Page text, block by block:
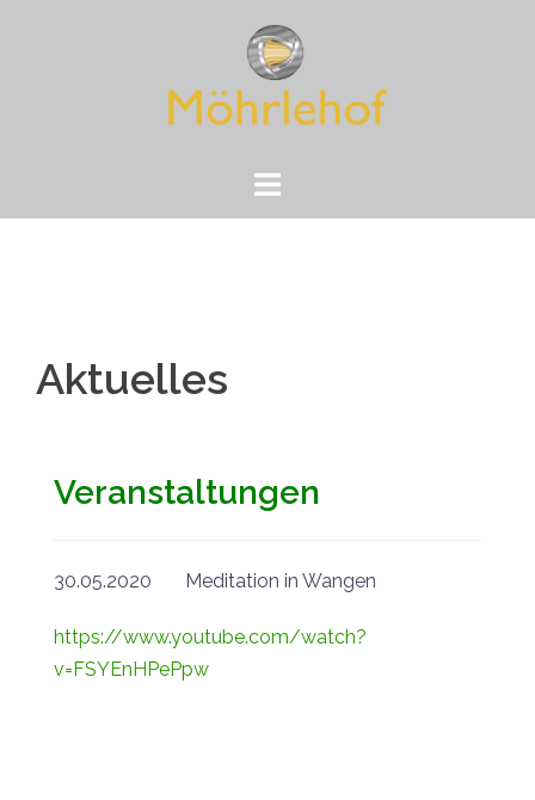
Aktuelles
Veranstaltungen
30.05.2020 Meditation in Wangen
https://www.youtube.com/watch?
v=FSYEnHPePpw